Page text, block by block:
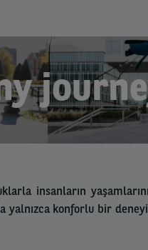
insanların
konforlu bir